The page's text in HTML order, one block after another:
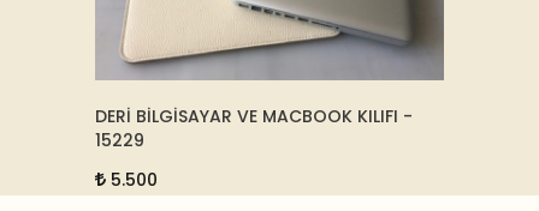
DERİ BİLGİSAYAR VE MACBOOK KILIFI -
15229
5.500